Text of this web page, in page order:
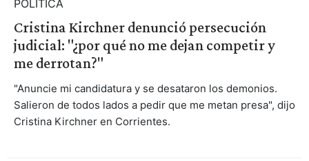
POLÍTICA
Cristina Kirchner denunció persecución
judicial: "¿por qué no me dejan competir y
me derrotan?"
"Anuncie mi candidatura y se desataron los demonios.
Salieron de todos lados a pedir que me metan presa", dijo
Cristina Kirchner en Corrientes.